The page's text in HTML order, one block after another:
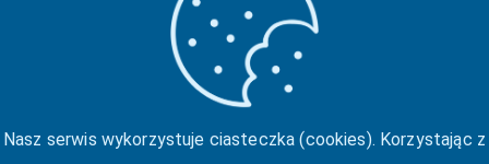
Nasz serwis wykorzystuje ciasteczka (cookies). Korzystając z